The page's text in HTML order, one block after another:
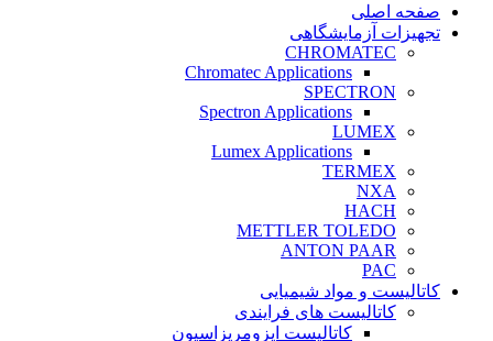
صفحه اصلی
تجهیزات آزمایشگاهی
CHROMATEC
Chromatec Applications
SPECTRON
Spectron Applications
LUMEX
Lumex Applications
TERMEX
NXA
HACH
METTLER TOLEDO
ANTON PAAR
PAC
کاتالیست و مواد شیمیایی
کاتالیست های فرایندی
کاتالیست ایزومریزاسیون